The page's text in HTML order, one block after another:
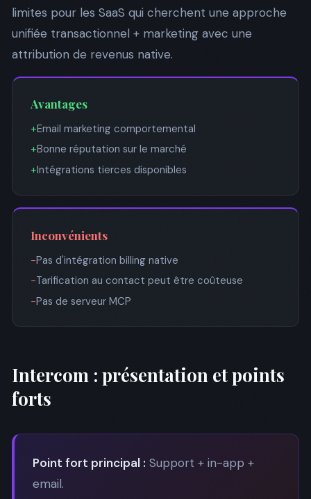
limites pour les SaaS qui cherchent une approche
unifiée transactionnel + marketing avec une
attribution de revenus native.
Avantages
+Email marketing comportemental
+Bonne réputation sur le marché
+Intégrations tierces disponibles
Inconvénients
−Pas d'intégration billing native
−Tarification au contact peut être coûteuse
−Pas de serveur MCP
Intercom : présentation et points
forts
Point fort principal : Support + in-app +
email.